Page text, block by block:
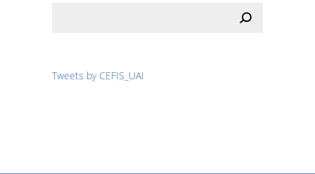
Tweets by CEFIS_UAI